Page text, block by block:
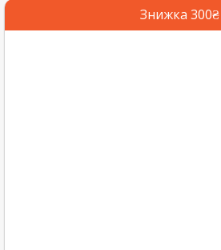
Знижка 300₴